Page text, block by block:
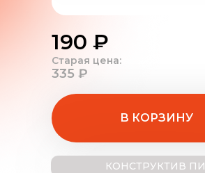
190 ₽
335 ₽
В КОРЗИНУ
КОНСТРУКТИВ ПИ
Старая цена: